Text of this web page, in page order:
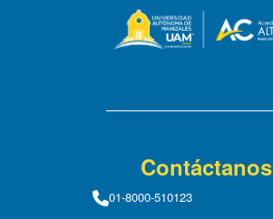
Contáctanos
01-8000-510123